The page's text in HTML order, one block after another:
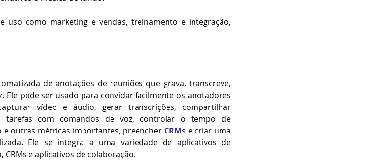
uso como marketing e vendas, treinamento e integração,
de anotações de reuniões que grava, transcreve,
Ele pode ser usado para convidar facilmente os anotadores
vídeo e áudio, gerar transcrições, compartilhar
tarefas com comandos de voz, controlar o tempo de
outras métricas importantes, preencher CRMs e criar uma
Ele se integra a uma variedade de aplicativos de
e aplicativos de colaboração.